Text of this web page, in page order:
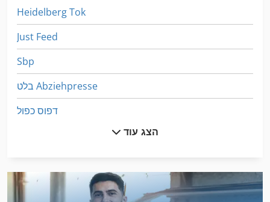
Heidelberg Tok
Just Feed
Sbp
בלט Abziehpresse
דפוס כפול
העברת מים הדפסה בריכות
הצג עוד